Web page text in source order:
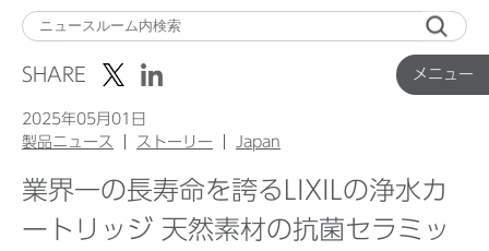
メニュー
ニ
ュ
Top
SHARE
2025年05月01日
製品ニュース
ストーリー Japan
業界一の長寿命を誇るLIXILの浄水カ
ートリッジ 天然素材の抗菌セラミッ